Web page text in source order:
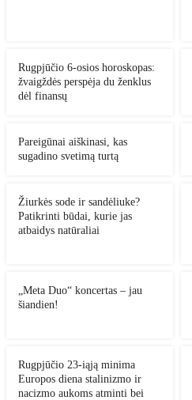
Rugpjūčio 6-osios horoskopas:
žvaigždės perspėja du ženklus
dėl finansų
Pareigūnai aiškinasi, kas
sugadino svetimą turtą
Žiurkės sode ir sandėliuke?
Patikrinti būdai, kurie jas
atbaidys natūraliai
„Meta Duo“ koncertas – jau
šiandien!
Rugpjūčio 23-iąją minima
Europos diena stalinizmo ir
nacizmo aukoms atminti bei